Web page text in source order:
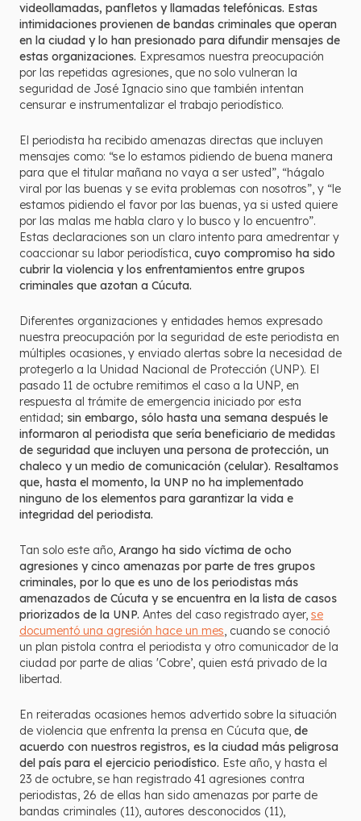
videollamadas, panfletos y llamadas telefónicas. Estas
intimidaciones provienen de bandas criminales que operan
en la ciudad y lo han presionado para difundir mensajes de
estas organizaciones. Expresamos nuestra preocupación
por las repetidas agresiones, que no solo vulneran la
seguridad de José Ignacio sino que también intentan
censurar e instrumentalizar el trabajo periodístico.
El periodista ha recibido amenazas directas que incluyen
mensajes como: “se lo estamos pidiendo de buena manera
para que el titular mañana no vaya a ser usted”, “hágalo
viral por las buenas y se evita problemas con nosotros”, y “le
estamos pidiendo el favor por las buenas, ya si usted quiere
por las malas me habla claro y lo busco y lo encuentro”.
Estas declaraciones son un claro intento para amedrentar y
coaccionar su labor periodística, cuyo compromiso ha sido
cubrir la violencia y los enfrentamientos entre grupos
criminales que azotan a Cúcuta.
Diferentes organizaciones y entidades hemos expresado
nuestra preocupación por la seguridad de este periodista en
múltiples ocasiones, y enviado alertas sobre la necesidad de
protegerlo a la Unidad Nacional de Protección (UNP). El
pasado 11 de octubre remitimos el caso a la UNP, en
respuesta al trámite de emergencia iniciado por esta
entidad; sin embargo, sólo hasta una semana después le
informaron al periodista que sería beneficiario de medidas
de seguridad que incluyen una persona de protección, un
chaleco y un medio de comunicación (celular). Resaltamos
que, hasta el momento, la UNP no ha implementado
ninguno de los elementos para garantizar la vida e
integridad del periodista.
Tan solo este año, Arango ha sido víctima de ocho
agresiones y cinco amenazas por parte de tres grupos
criminales, por lo que es uno de los periodistas más
amenazados de Cúcuta y se encuentra en la lista de casos
priorizados de la UNP. Antes del caso registrado ayer, se
documentó una agresión hace un mes, cuando se conoció
un plan pistola contra el periodista y otro comunicador de la
ciudad por parte de alias 'Cobre’, quien está privado de la
libertad.
En reiteradas ocasiones hemos advertido sobre la situación
de violencia que enfrenta la prensa en Cúcuta que, de
acuerdo con nuestros registros, es la ciudad más peligrosa
del país para el ejercicio periodístico. Este año, y hasta el
23 de octubre, se han registrado 41 agresiones contra
periodistas, 26 de ellas han sido amenazas por parte de
bandas criminales (11), autores desconocidos (11),